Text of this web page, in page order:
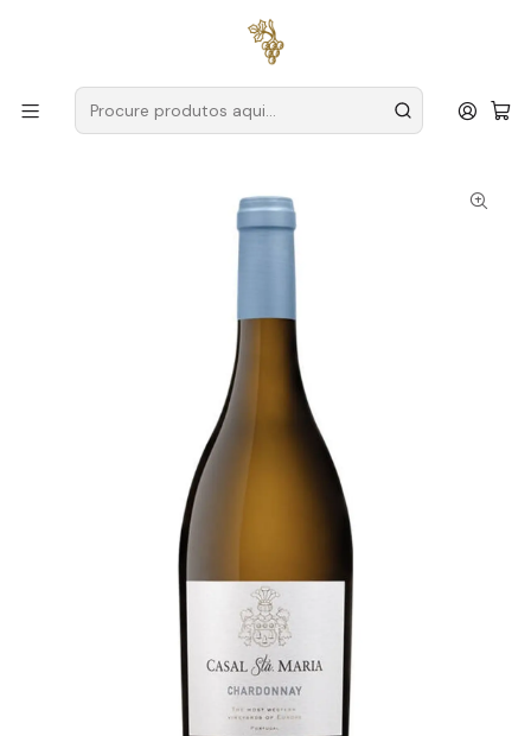
para encomendas a partir de
Produtores Lisboa
Casal Santa Maria
Casal Santa Maria Chardonnay Lisboa Branco 75cl